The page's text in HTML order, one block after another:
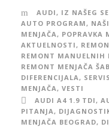
AUDI , IZ NAŠEG
AUTO PROGRAM ,
MENJAČA , POPRAVKA
AKTUELNOSTI ,
REMONT MANUELNIH
REMONT MENJAČA
DIFERENCIJALA ,
MENJAČA , VESTI
AUDI A4 1.9 TDI ,
PITANJA ,
MENJAČA BEOGRAD,